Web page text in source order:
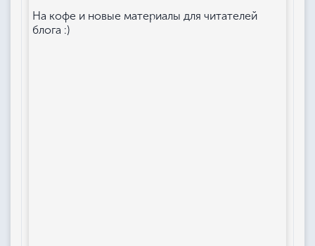
На кофе и новые материалы для читателей
блога :)